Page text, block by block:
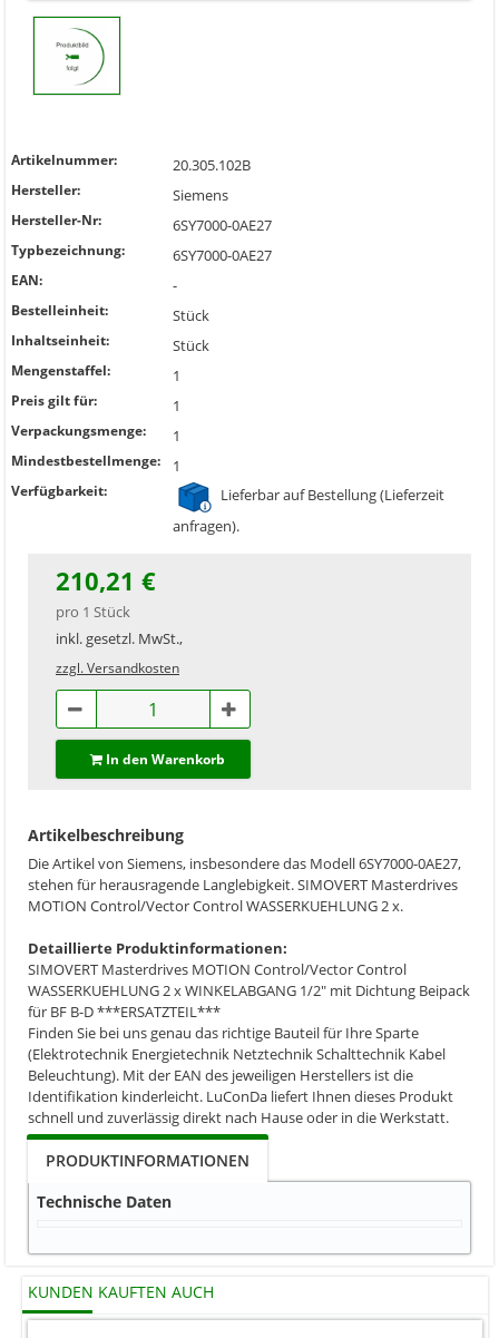
Artikelnummer: 20.305.102B
Hersteller: Siemens
Hersteller-Nr: 6SY7000-0AE27
Typbezeichnung: 6SY7000-0AE27
EAN: -
Bestelleinheit: Stück
Inhaltseinheit: Stück
Mengenstaffel: 1
Preis gilt für: 1
Verpackungsmenge: 1
Mindestbestellmenge: 1
Verfügbarkeit:
Lieferbar auf Bestellung (Lieferzeit
anfragen).
210,21 €
pro 1 Stück
inkl. gesetzl. MwSt.,
zzgl. Versandkosten
In den Warenkorb
Artikelbeschreibung
Die Artikel von Siemens, insbesondere das Modell 6SY7000-0AE27,
stehen für herausragende Langlebigkeit. SIMOVERT Masterdrives
MOTION Control/Vector Control WASSERKUEHLUNG 2 x.
Detaillierte Produktinformationen:
SIMOVERT Masterdrives MOTION Control/Vector Control
WASSERKUEHLUNG 2 x WINKELABGANG 1/2" mit Dichtung Beipack
für BF B-D ***ERSATZTEIL***
Finden Sie bei uns genau das richtige Bauteil für Ihre Sparte
(Elektrotechnik Energietechnik Netztechnik Schalttechnik Kabel
Beleuchtung). Mit der EAN des jeweiligen Herstellers ist die
Identifikation kinderleicht. LuConDa liefert Ihnen dieses Produkt
schnell und zuverlässig direkt nach Hause oder in die Werkstatt.
PRODUKTINFORMATIONEN
Technische Daten
KUNDEN KAUFTEN AUCH